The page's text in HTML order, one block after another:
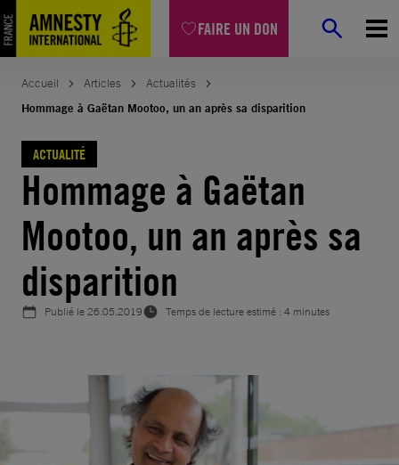
FAIRE UN DON
Aller
au
contenu
Accueil Articles
Actualités
Hommage à Gaëtan Mootoo, un an après sa disparition
ACTUALITÉ
Hommage à Gaëtan
Mootoo, un an après sa
disparition
Publié le26.05.2019 Temps de lecture estimé : 4 minutes